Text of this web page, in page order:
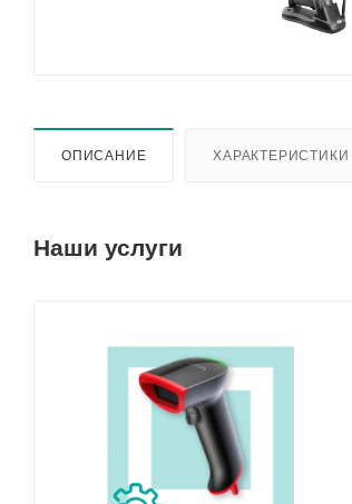
ОПИСАНИЕ ХАРАКТЕРИСТИКИ
Наши услуги